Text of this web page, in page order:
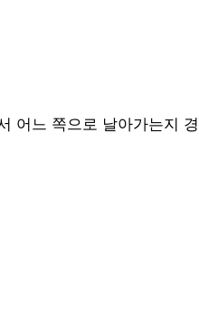
어느 쪽으로 날아가는지 경